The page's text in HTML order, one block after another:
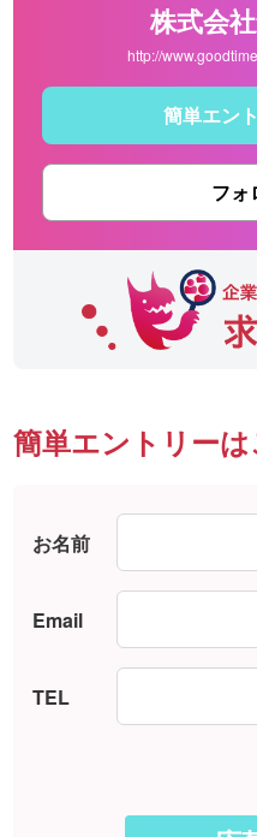
株式会
http://
簡単エン
フォ
簡単エントリー
お名前
Email
TEL